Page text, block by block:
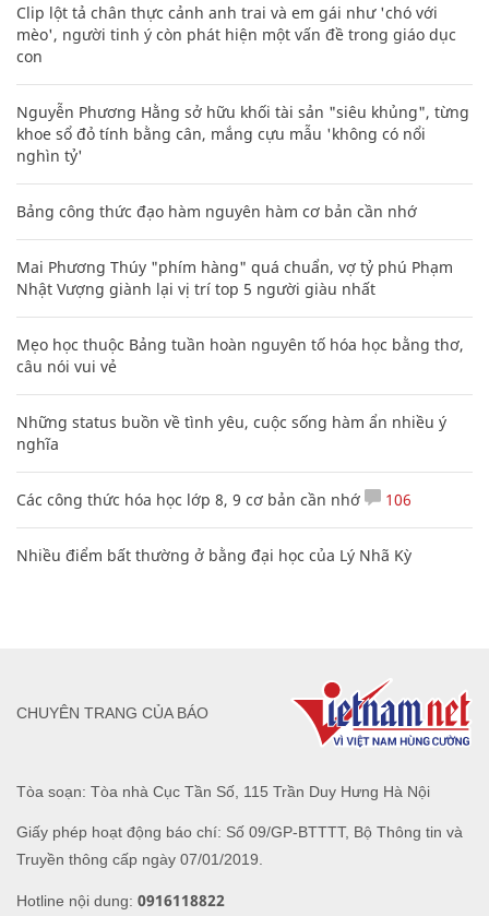
Clip lột tả chân thực cảnh anh trai và em gái như 'chó với
mèo', người tinh ý còn phát hiện một vấn đề trong giáo dục
con
Nguyễn Phương Hằng sở hữu khối tài sản "siêu khủng", từng
khoe sổ đỏ tính bằng cân, mắng cựu mẫu 'không có nổi
nghìn tỷ'
Bảng công thức đạo hàm nguyên hàm cơ bản cần nhớ
Mai Phương Thúy "phím hàng" quá chuẩn, vợ tỷ phú Phạm
Nhật Vượng giành lại vị trí top 5 người giàu nhất
Mẹo học thuộc Bảng tuần hoàn nguyên tố hóa học bằng thơ,
câu nói vui vẻ
Những status buồn về tình yêu, cuộc sống hàm ẩn nhiều ý
nghĩa
Các công thức hóa học lớp 8, 9 cơ bản cần nhớ 106
Nhiều điểm bất thường ở bằng đại học của Lý Nhã Kỳ
Tòa soạn: Tòa nhà Cục Tần Số, 115 Trần Duy Hưng Hà Nội
Giấy phép hoạt động báo chí: Số 09/GP-BTTTT, Bộ Thông tin và
Truyền thông cấp ngày 07/01/2019.
Hotline nội dung: 0916118822
CHUYÊN TRANG CỦA BÁO